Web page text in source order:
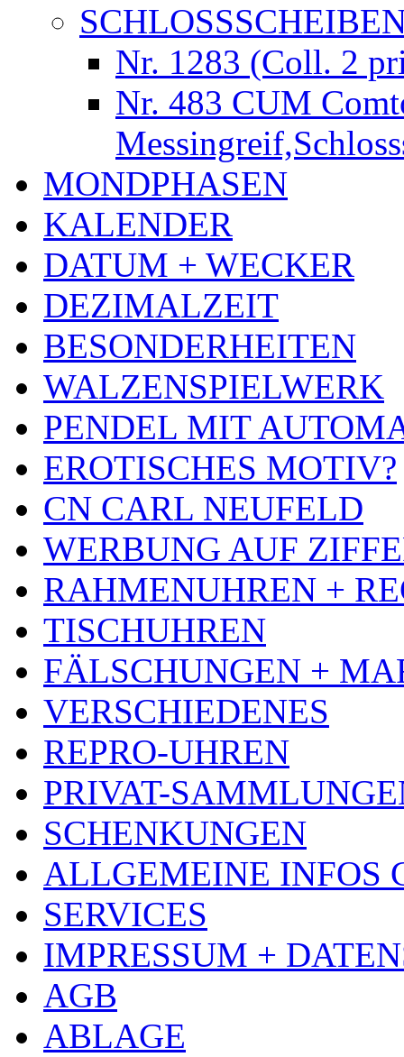
Nr. 1283 (Coll. 2
Nr. 483 CUM
MONDPHASEN
KALENDER
DATUM + WECKER
DEZIMALZEIT
BESONDERHEITEN
WALZENSPIELWERK
PENDEL MIT
EROTISCHES MOTIV?
CN CARL NEUFELD
WERBUNG AUF
RAHMENUHREN +
TISCHUHREN
FÄLSCHUNGEN +
VERSCHIEDENES
REPRO-UHREN
PRIVAT-
SCHENKUNGEN
ALLGEMEINE INFOS
SERVICES
IMPRESSUM +
AGB
ABLAGE